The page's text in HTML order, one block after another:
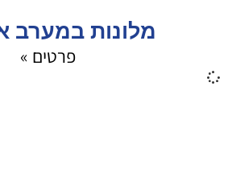
מלונות במערב
פרטים »